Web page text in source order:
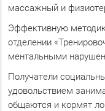
массажный и
Эффективную
отделении
ментальными
Получатели
удовольствием
общаются и кормят